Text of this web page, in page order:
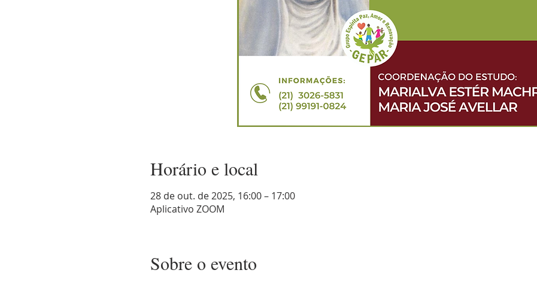
Horário e local
28 de out. de 2025, 16:00 – 17:00
Aplicativo ZOOM
Sobre o evento